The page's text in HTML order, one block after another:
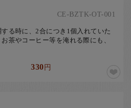
CE-BZTK-OT-001
る時に、2合につき1個入れていた
茶やコーヒー等を淹れる際にも、
330円